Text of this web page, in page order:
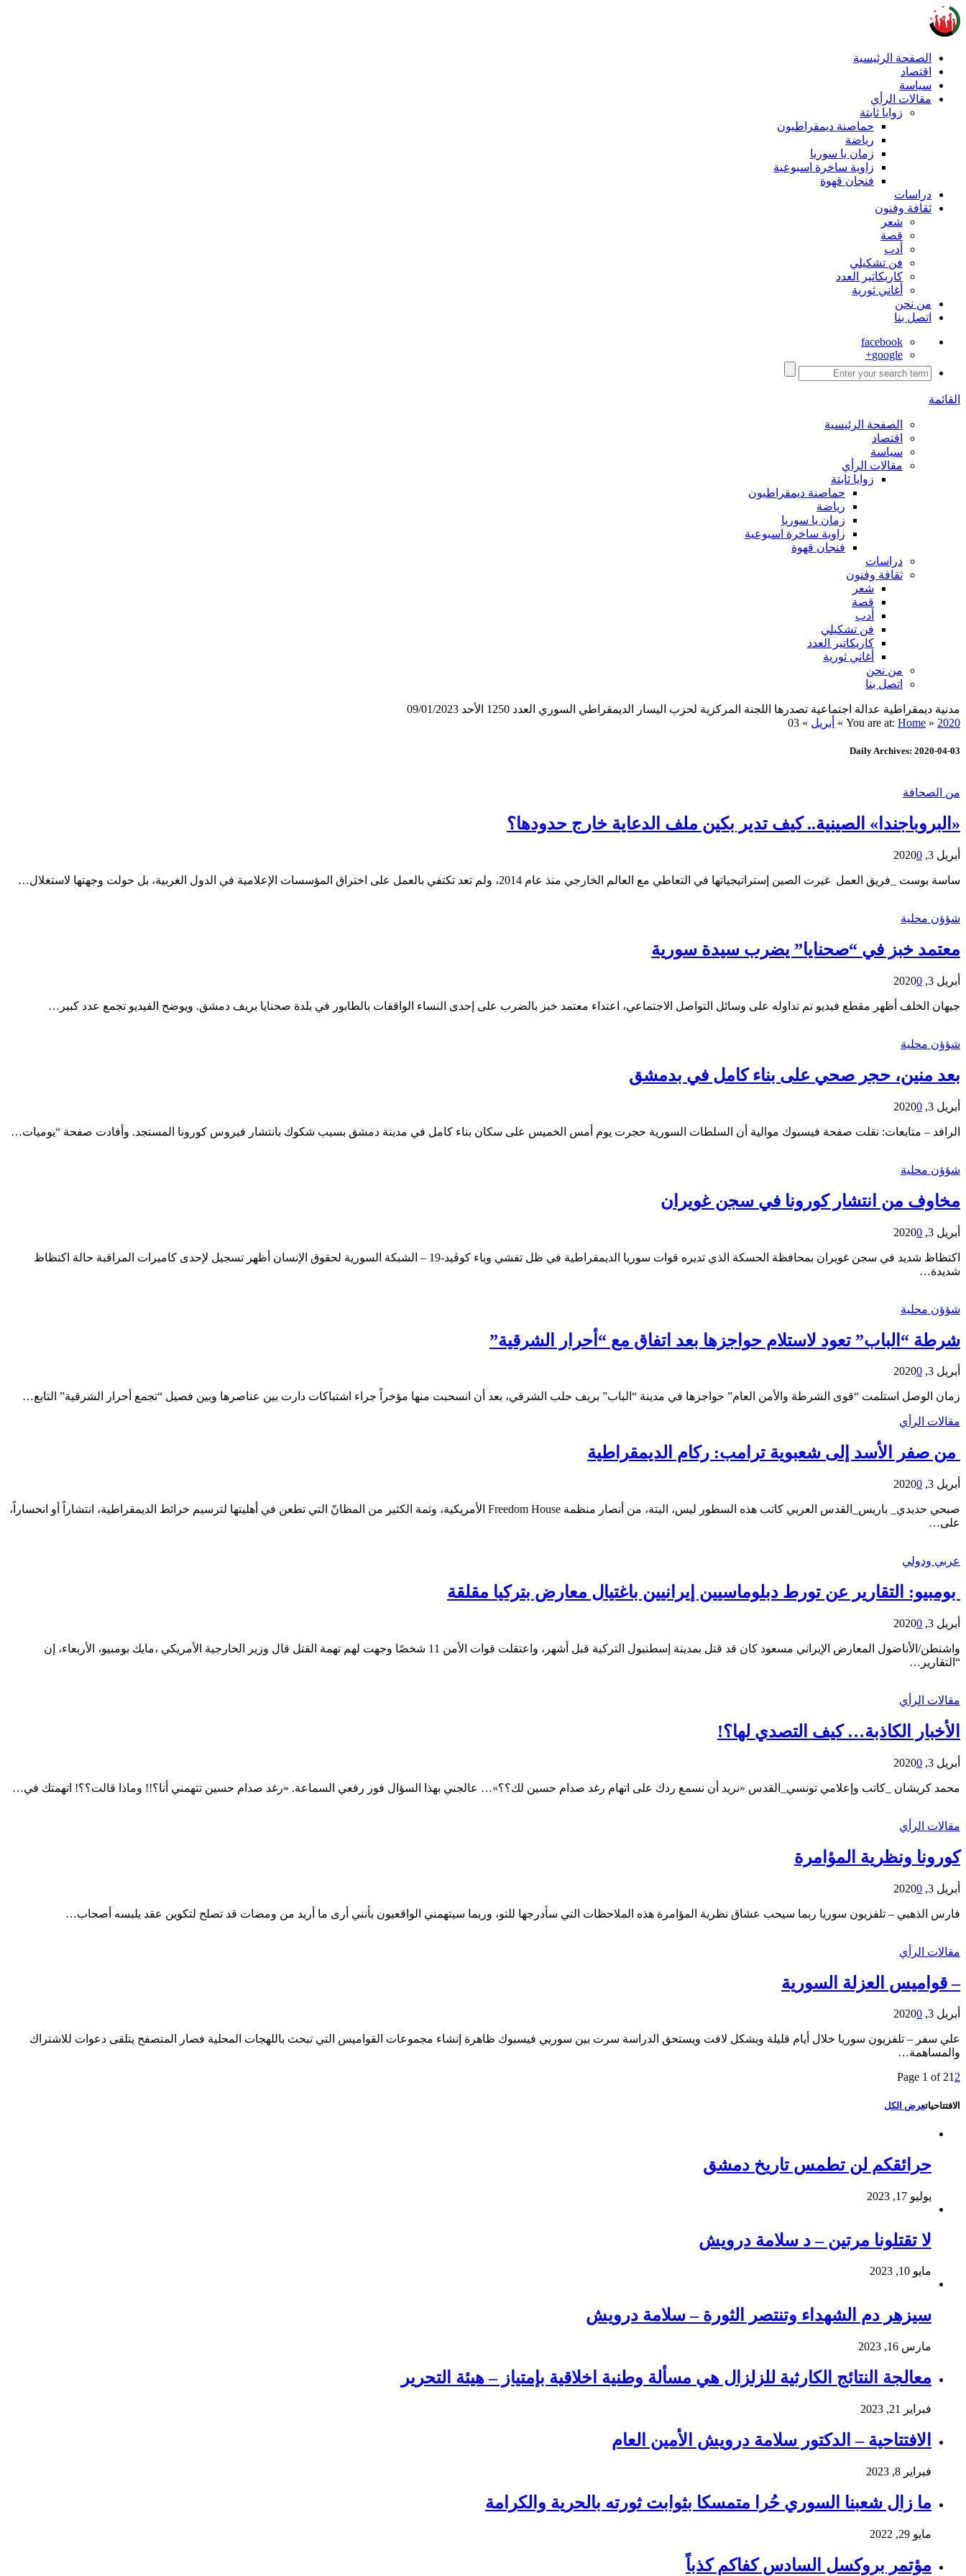
الصفحة الرئيسية
اقتصاد
سياسة
مقالات الرأي
زوايا ثابتة
حماصنة ديمقراطيون
رياضة
زمان يا سوريا
زاوية ساخرة اسبوعية
فنجان قهوة
دراسات
ثقافة وفنون
شعر
قصة
أدب
فن تشكيلي
كاريكاتير العدد
أغاني ثورية
من نحن
اتصل بنا
facebook
google+
القائمة
الصفحة الرئيسية
اقتصاد
سياسة
مقالات الرأي
زوايا ثابتة
حماصنة ديمقراطيون
رياضة
زمان يا سوريا
زاوية ساخرة اسبوعية
فنجان قهوة
دراسات
ثقافة وفنون
شعر
قصة
أدب
فن تشكيلي
كاريكاتير العدد
أغاني ثورية
من نحن
اتصل بنا
مدنية ديمقراطية عدالة اجتماعية تصدرها اللجنة المركزية لحزب اليسار الديمقراطي السوري العدد 1250 الأحد 09/01/2023
You are at: Home » 2020
» أبريل »
03
Daily Archives: 2020-04-03
من الصحافة
«البروباجندا» الصينية.. كيف تدير بكين ملف الدعاية خارج حدودها؟
أبريل 3, 2020 0
ساسة بوست _فريق العمل غيرت الصين إستراتيجياتها في التعاطي مع العالم الخارجي منذ عام 2014، ولم تعد تكتفي بالعمل على اختراق المؤسسات الإعلامية في الدول الغربية، بل حولت وجهتها لاستغلال…
شؤؤن محلية
معتمد خبز في “صحنايا” يضرب سيدة سورية
أبريل 3, 2020 0
جيهان الخلف أظهر مقطع فيديو تم تداوله على وسائل التواصل الاجتماعي، اعتداء معتمد خبز بالضرب على إحدى النساء الواقفات بالطابور في بلدة صحنايا بريف دمشق. ويوضح الفيديو تجمع عدد كبير…
شؤؤن محلية
بعد منين، حجر صحي على بناء كامل في بدمشق
أبريل 3, 2020 0
الرافد – متابعات: نقلت صفحة فيسبوك موالية أن السلطات السورية حجرت يوم أمس الخميس على سكان بناء كامل في مدينة دمشق بسبب شكوك بانتشار فيروس كورونا المستجد. وأفادت صفحة “يوميات…
شؤؤن محلية
مخاوف من انتشار كورونا في سجن غويران
أبريل 3, 2020 0
اكتظاظ شديد في سجن غويران بمحافظة الحسكة الذي تديره قوات سوريا الديمقراطية في ظل تفشي وباء كوڤيد-19 – الشبكة السورية لحقوق الإنسان أظهر تسجيل لإحدى كاميرات المراقبة حالة اكتظاظ
شديدة…
شؤؤن محلية
شرطة “الباب” تعود لاستلام حواجزها بعد اتفاق مع “أحرار الشرقية”
أبريل 3, 2020 0
زمان الوصل استلمت “قوى الشرطة والأمن العام” حواجزها في مدينة “الباب” بريف حلب الشرقي، بعد أن انسحبت منها مؤخراً جراء اشتباكات دارت بين عناصرها وبين فصيل “تجمع أحرار الشرقية” التابع…
مقالات الرأي
من صفر الأسد إلى شعبوية ترامب: ركام الديمقراطية
أبريل 3, 2020 0
صبحي حديدي_ باريس_القدس العربي كاتب هذه السطور ليس، البتة، من أنصار منظمة Freedom House الأمريكية، وثمة الكثير من المظانّ التي تطعن في أهليتها لترسيم خرائط الديمقراطية، انتشاراً أو انحساراً،
على…
عربي ودولي
بومبيو: التقارير عن تورط دبلوماسيين إيرانيين باغتيال معارض بتركيا مقلقة
أبريل 3, 2020 0
واشنطن/الأناضول المعارض الإيراني مسعود كان قد قتل بمدينة إسطنبول التركية قبل أشهر، واعتقلت قوات الأمن 11 شخصًا وجهت لهم تهمة القتل قال وزير الخارجية الأمريكي ،مايك بومبيو، الأربعاء، إن
“التقارير…
مقالات الرأي
الأخبار الكاذبة… كيف التصدي لها؟!
أبريل 3, 2020 0
محمد كريشان _كاتب وإعلامي تونسي_القدس «نريد أن نسمع ردك على اتهام رغد صدام حسين لك؟؟»… عالجني بهذا السؤال فور رفعي السماعة. «رغد صدام حسين تتهمني أنا؟!! وماذا قالت؟؟! اتهمتك في…
مقالات الرأي
كورونا ونظرية المؤامرة
أبريل 3, 2020 0
فارس الذهبي – تلفزيون سوريا ربما سيحب عشاق نظرية المؤامرة هذه الملاحظات التي سأدرجها للتو، وربما سيتهمني الواقعيون بأنني أرى ما أريد من ومضات قد تصلح لتكوين عقد يلبسه أصحاب…
مقالات الرأي
– قواميس العزلة السورية
أبريل 3, 2020 0
علي سفر – تلفزيون سوريا خلال أيام قليلة وبشكل لافت ويستحق الدراسة سرت بين سوريي فيسبوك ظاهرة إنشاء مجموعات القواميس التي تبحث باللهجات المحلية فصار المتصفح يتلقى دعوات للاشتراك
والمساهمة…
Page 1 of 212
الافتتاحياتعرض الكل
حرائقكم لن تطمس تاريخ دمشق
يوليو 17, 2023
لا تقتلونا مرتين – د سلامة درويش
مايو 10, 2023
سيزهر دم الشهداء وتنتصر الثورة – سلامة درويش
مارس 16, 2023
معالجة النتائج الكارثية للزلزال هي مسألة وطنية اخلاقية بإمتياز – هيئة التحرير
فبراير 21, 2023
الافتتاحية – الدكتور سلامة درويش الأمين العام
فبراير 8, 2023
ما زال شعبنا السوري حُرا متمسكا بثوابت ثورته بالحرية والكرامة
مايو 29, 2022
مؤتمر بروكسل السادس كفاكم كذباً